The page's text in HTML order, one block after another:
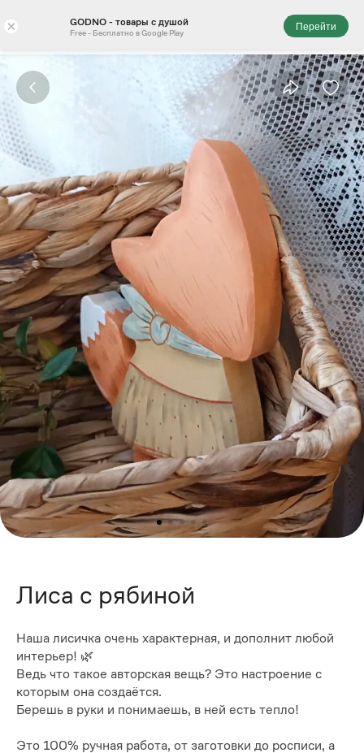
× GODNO - товары с душой
Free - Бесплатно в Google Play
Перейти
Лиса с рябиной
Наша лисичка очень характерная, и дополнит любой
интерьер! 🌿
Ведь что такое авторская вещь? Это настроение с
которым она создаётся.
Берешь в руки и понимаешь, в ней есть тепло!
Это 100% ручная работа, от заготовки до росписи, а